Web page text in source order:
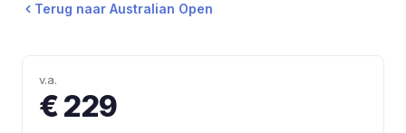
Terug naar Australian Open
v.a.
€ 229